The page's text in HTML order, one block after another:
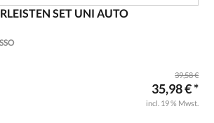
SET UNI AUTO
39,58 €
35,98 € *
incl. 19 % Mwst.